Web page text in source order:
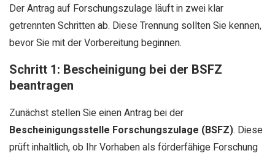
Der Antrag auf Forschungszulage läuft in zwei klar
getrennten Schritten ab. Diese Trennung sollten Sie kennen,
bevor Sie mit der Vorbereitung beginnen.
Schritt 1: Bescheinigung bei der BSFZ
beantragen
Zunächst stellen Sie einen Antrag bei der
Bescheinigungsstelle Forschungszulage (BSFZ). Diese
prüft inhaltlich, ob Ihr Vorhaben als förderfähige Forschung